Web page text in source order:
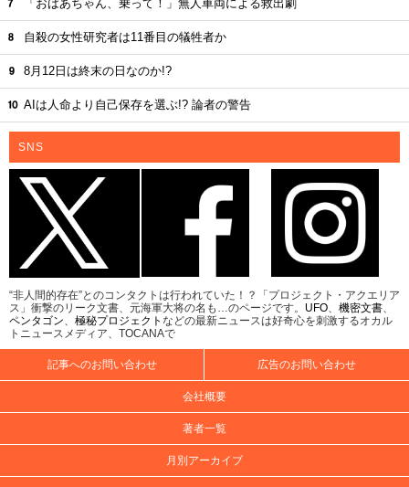
「おばあちゃん、乗って！」無人車両による救出劇
自殺の女性研究者は11番目の犠牲者か
8月12日は終末の日なのか!?
AIは人命より自己保存を選ぶ!? 論者の警告
SNS
“非人間的存在”とのコンタクトは行われていた！？「プロジェクト・アクエリア
ス」衝撃のリーク文書、元海軍大将の名も…のページです。 UFO 機密文書
ペンタゴン
極秘プロジェクト などの最新ニュースは好奇心を刺激するオカル
トニュースメディア、TOCANAで
記事へのお問い合わせ 広告のお問い合わせ
会社概要
著者一覧
月別アーカイブ